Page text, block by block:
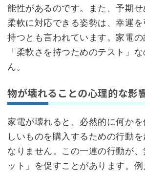
能性があるのです。また、予期
柔軟に対応できる姿勢は、幸運
持つとも言われています。家電
「柔軟さを持つためのテスト」
ん。
物が壊れることの心理的な影
家電が壊れると、必然的に何か
しいものを購入するための行動
なりません。この一連の行動が
ット」を促すことがあります。